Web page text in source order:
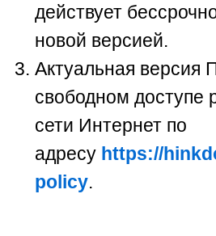
действует
новой версией.
Актуальная версия
свободном доступе
сети Интернет по
адресу https://
policy.